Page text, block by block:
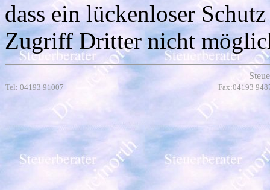
dass ein lückenloser
Zugriff Dritter nicht
Tel: 04193 91007 Fax:04193